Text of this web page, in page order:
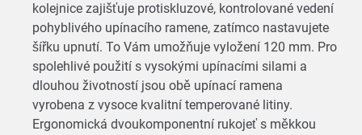
kolejnice zajišťuje protiskluzové, kontrolované vedení
pohyblivého upínacího ramene, zatímco nastavujete
šířku upnutí. To Vám umožňuje vyložení 120 mm. Pro
spolehlivé použití s vysokými upínacími silami a
dlouhou životností jsou obě upínací ramena
vyrobena z vysoce kvalitní temperované litiny.
Ergonomická dvoukomponentní rukojeť s měkkou